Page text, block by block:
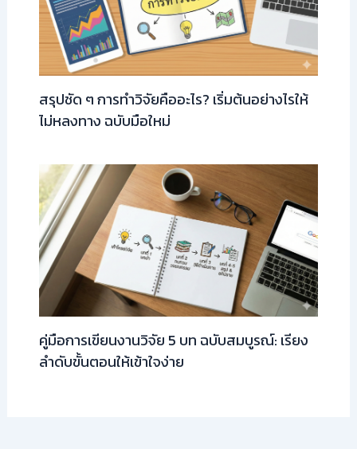
สรุปชัด ๆ การทำวิจัยคืออะไร? เริ่มต้นอย่างไรให้
ไม่หลงทาง ฉบับมือใหม่
คู่มือการเขียนงานวิจัย 5 บท ฉบับสมบูรณ์: เรียง
ลำดับขั้นตอนให้เข้าใจง่าย